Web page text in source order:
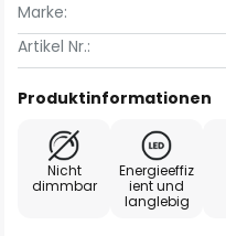
Marke:
Artikel Nr.:
Produktinformationen
Nicht
dimmbar
Energieeffiz
ient und
langlebig